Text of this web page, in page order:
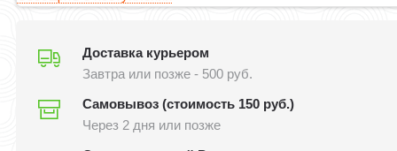
Доставка курьером
Завтра или позже - 500 руб.
Самовывоз (стоимость 150 руб.)
Через 2 дня или позже